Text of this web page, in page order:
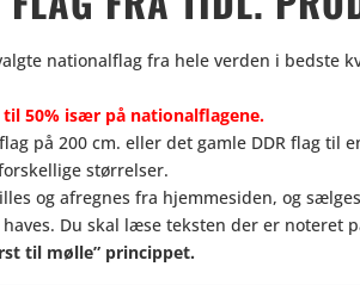
nationalflag fra hele verden i bedste
50% især på nationalflagene.
på 200 cm. eller det gamle DDR flag til
størrelser.
og afregnes fra hjemmesiden, og
Du skal læse teksten der er noteret
til mølle” princippet.